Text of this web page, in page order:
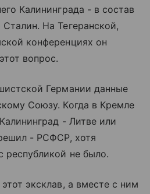
Калининграда - в состав
На Тегеранской,
конференциях он
вопрос.
Германии данные
Союзу. Когда в Кремле
- Литве или
- РСФСР, хотя
республикой не было.
эксклав, а вместе с ним